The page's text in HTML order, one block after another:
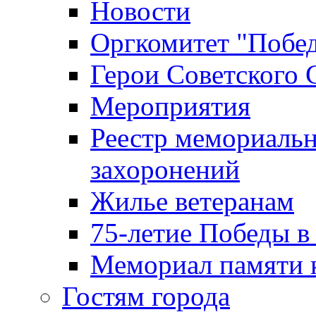
Новости
Оргкомитет
Герои Советского
Мероприятия
Реестр
захоронений
Жилье ветеранам
75-летие Победы
Мемориал памяти
Гостям города